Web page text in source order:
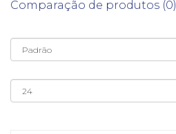
Comparação de produtos (0)